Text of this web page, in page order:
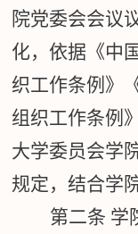
院党委会会议
化，依据《中
织工作条例》
组织工作条例
大学委员会学
规定，结合学
第二条 学